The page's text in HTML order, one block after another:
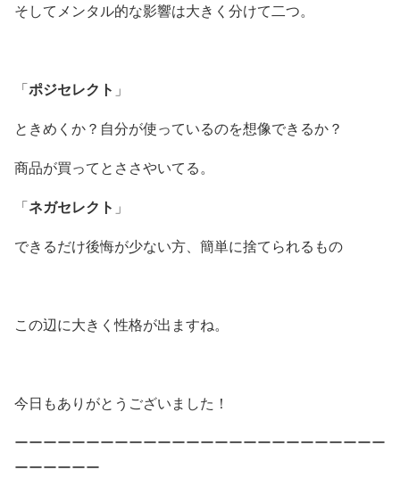
そしてメンタル的な影響は大きく分けて二つ。
「ポジセレクト 」
ときめくか？自分が使っているのを想像できるか？
商品が買ってとささやいてる。
「ネガセレクト 」
できるだけ後悔が少ない方、簡単に捨てられるもの
この辺に大きく性格が出ますね。
今日もありがとうございました！
ーーーーーーーーーーーーーーーーーーーーーーーーーー
ーーーーーー